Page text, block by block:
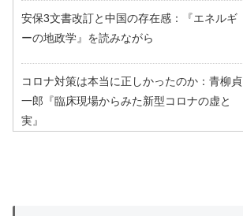
安保3文書改訂と中国の存在感：『エネルギ
ーの地政学』を読みながら
コロナ対策は本当に正しかったのか：青柳貞
一郎『臨床現場からみた新型コロナの虚と
実』